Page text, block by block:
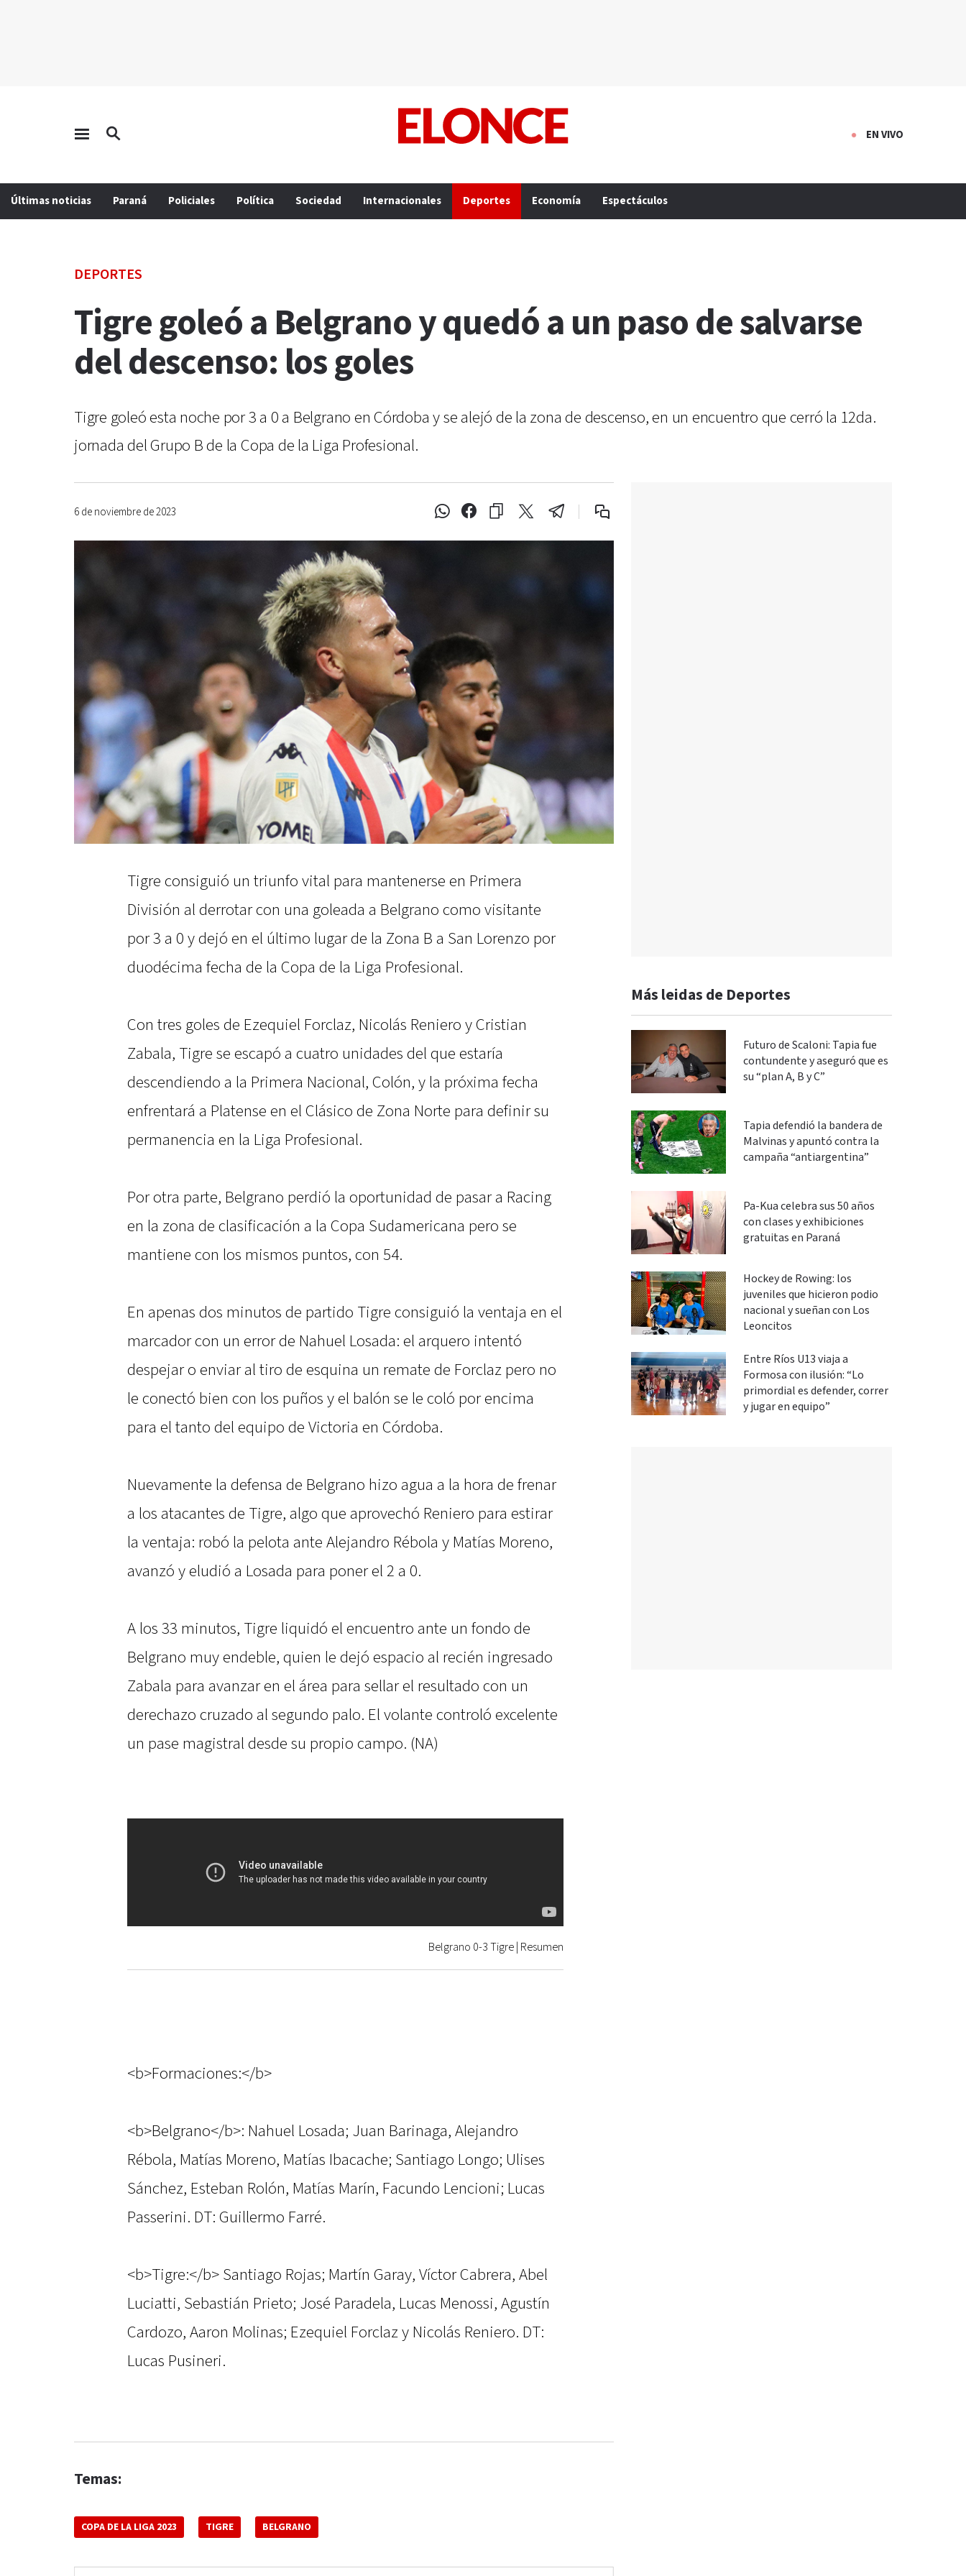
EN VIVO
Últimas noticias Paraná Policiales Política Sociedad Internacionales Deportes Economía Espectáculos
DEPORTES
Tigre goleó a Belgrano y quedó a un paso de salvarse
del descenso: los goles
Tigre goleó esta noche por 3 a 0 a Belgrano en Córdoba y se alejó de la zona de descenso, en un encuentro que cerró la 12da.
jornada del Grupo B de la Copa de la Liga Profesional.
6 de noviembre de 2023
Tigre consiguió un triunfo vital para mantenerse en Primera
División al derrotar con una goleada a Belgrano como visitante
por 3 a 0 y dejó en el último lugar de la Zona B a San Lorenzo por
duodécima fecha de la Copa de la Liga Profesional.
Con tres goles de Ezequiel Forclaz, Nicolás Reniero y Cristian
Zabala, Tigre se escapó a cuatro unidades del que estaría
descendiendo a la Primera Nacional, Colón, y la próxima fecha
enfrentará a Platense en el Clásico de Zona Norte para definir su
permanencia en la Liga Profesional.
Por otra parte, Belgrano perdió la oportunidad de pasar a Racing
en la zona de clasificación a la Copa Sudamericana pero se
mantiene con los mismos puntos, con 54.
En apenas dos minutos de partido Tigre consiguió la ventaja en el
marcador con un error de Nahuel Losada: el arquero intentó
despejar o enviar al tiro de esquina un remate de Forclaz pero no
le conectó bien con los puños y el balón se le coló por encima
para el tanto del equipo de Victoria en Córdoba.
Nuevamente la defensa de Belgrano hizo agua a la hora de frenar
a los atacantes de Tigre, algo que aprovechó Reniero para estirar
la ventaja: robó la pelota ante Alejandro Rébola y Matías Moreno,
avanzó y eludió a Losada para poner el 2 a 0.
A los 33 minutos, Tigre liquidó el encuentro ante un fondo de
Belgrano muy endeble, quien le dejó espacio al recién ingresado
Zabala para avanzar en el área para sellar el resultado con un
derechazo cruzado al segundo palo. El volante controló excelente
un pase magistral desde su propio campo. (NA)
Belgrano 0-3 Tigre | Resumen
<b>Formaciones:</b>
<b>Belgrano</b>: Nahuel Losada; Juan Barinaga, Alejandro
Rébola, Matías Moreno, Matías Ibacache; Santiago Longo; Ulises
Sánchez, Esteban Rolón, Matías Marín, Facundo Lencioni; Lucas
Passerini. DT: Guillermo Farré.
<b>Tigre:</b> Santiago Rojas; Martín Garay, Víctor Cabrera, Abel
Luciatti, Sebastián Prieto; José Paradela, Lucas Menossi, Agustín
Cardozo, Aaron Molinas; Ezequiel Forclaz y Nicolás Reniero. DT:
Lucas Pusineri.
Temas:
COPA DE LA LIGA 2023 TIGRE BELGRANO
Más leidas de Deportes
Futuro de Scaloni: Tapia fue
contundente y aseguró que es
su “plan A, B y C”
Tapia defendió la bandera de
Malvinas y apuntó contra la
campaña “antiargentina”
Pa-Kua celebra sus 50 años
con clases y exhibiciones
gratuitas en Paraná
Hockey de Rowing: los
juveniles que hicieron podio
nacional y sueñan con Los
Leoncitos
Entre Ríos U13 viaja a
Formosa con ilusión: “Lo
primordial es defender, correr
y jugar en equipo”